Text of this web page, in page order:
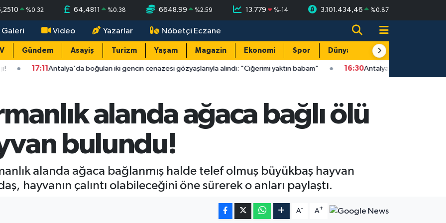
%0.32 64,4811 %0.38 6648.99 %2.59 13.779 %-14 3.101.434,46 %0.87
Galeri Video Yazarlar Nöbetçi Eczane
Gündem Asayiş Turizm Yaşam Magazin Ekonomi Spor Dünya Resmi Reklamlar
Antalya'da boğulan iki gencin cenazesi gözyaşlarıyla alındı: "Ciğerimi yaktın babam" 16:30Antalya sahilinde üzen olay: Caretta
alanda ağaca bağlı ölü
bulundu!
alanda ağaca bağlanmış halde telef olmuş büyükbaş hayvan
hayvanın çalıntı olabileceğini öne sürerek o anları paylaştı.
A- A+